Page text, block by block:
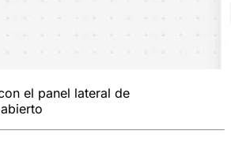
el panel lateral de